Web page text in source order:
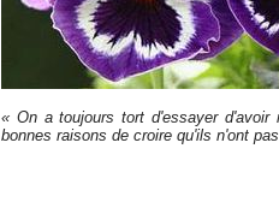
« On a toujours tort d'essayer
bonnes raisons de croire qu'ils n'ont